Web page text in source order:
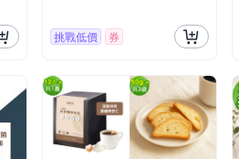
挑戰低價 券